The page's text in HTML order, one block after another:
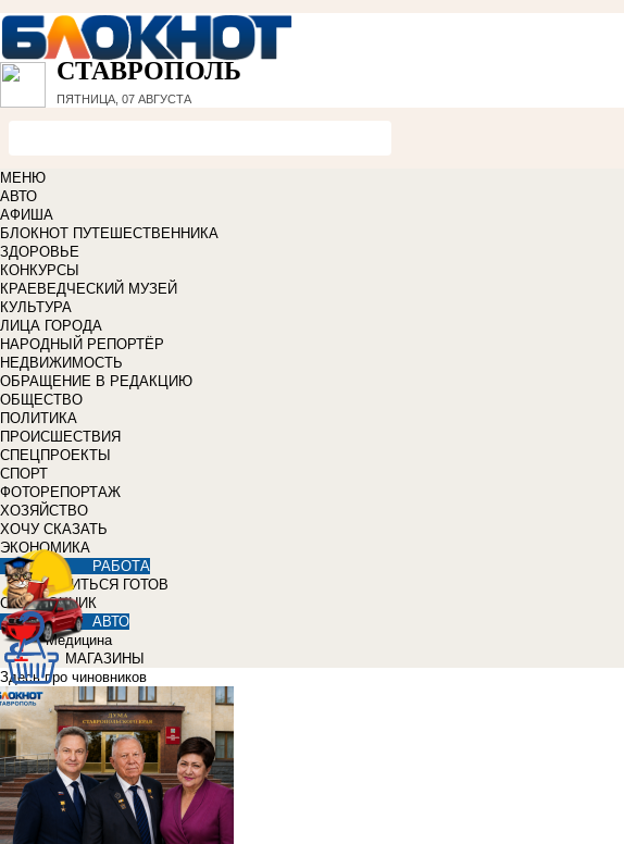
СТАВРОПОЛЬ
ПЯТНИЦА, 07 АВГУСТА
МЕНЮ
АВТО
АФИША
БЛОКНОТ ПУТЕШЕСТВЕННИКА
ЗДОРОВЬЕ
КОНКУРСЫ
КРАЕВЕДЧЕСКИЙ МУЗЕЙ
КУЛЬТУРА
ЛИЦА ГОРОДА
НАРОДНЫЙ РЕПОРТЁР
НЕДВИЖИМОСТЬ
ОБРАЩЕНИЕ В РЕДАКЦИЮ
ОБЩЕСТВО
ПОЛИТИКА
ПРОИСШЕСТВИЯ
СПЕЦПРОЕКТЫ
СПОРТ
ФОТОРЕПОРТАЖ
ХОЗЯЙСТВО
ХОЧУ СКАЗАТЬ
ЭКОНОМИКА
РАБОТА
УЧИТЬСЯ ГОТОВ
СПРАВОЧНИК
АВТО
Медицина
МАГАЗИНЫ
Здесь про чиновников